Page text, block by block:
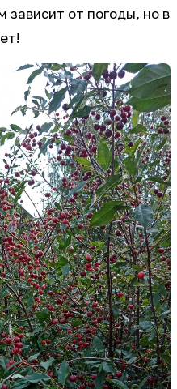
зависит от погоды, но в